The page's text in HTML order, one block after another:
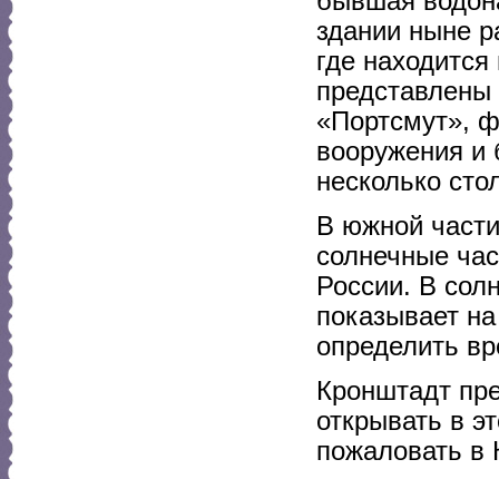
здании ныне
где
«Портсмут»,
вооружения и
несколько
В южной
солнечные
России. В
показывает
определить
Кронштадт
открывать в
пожаловать в